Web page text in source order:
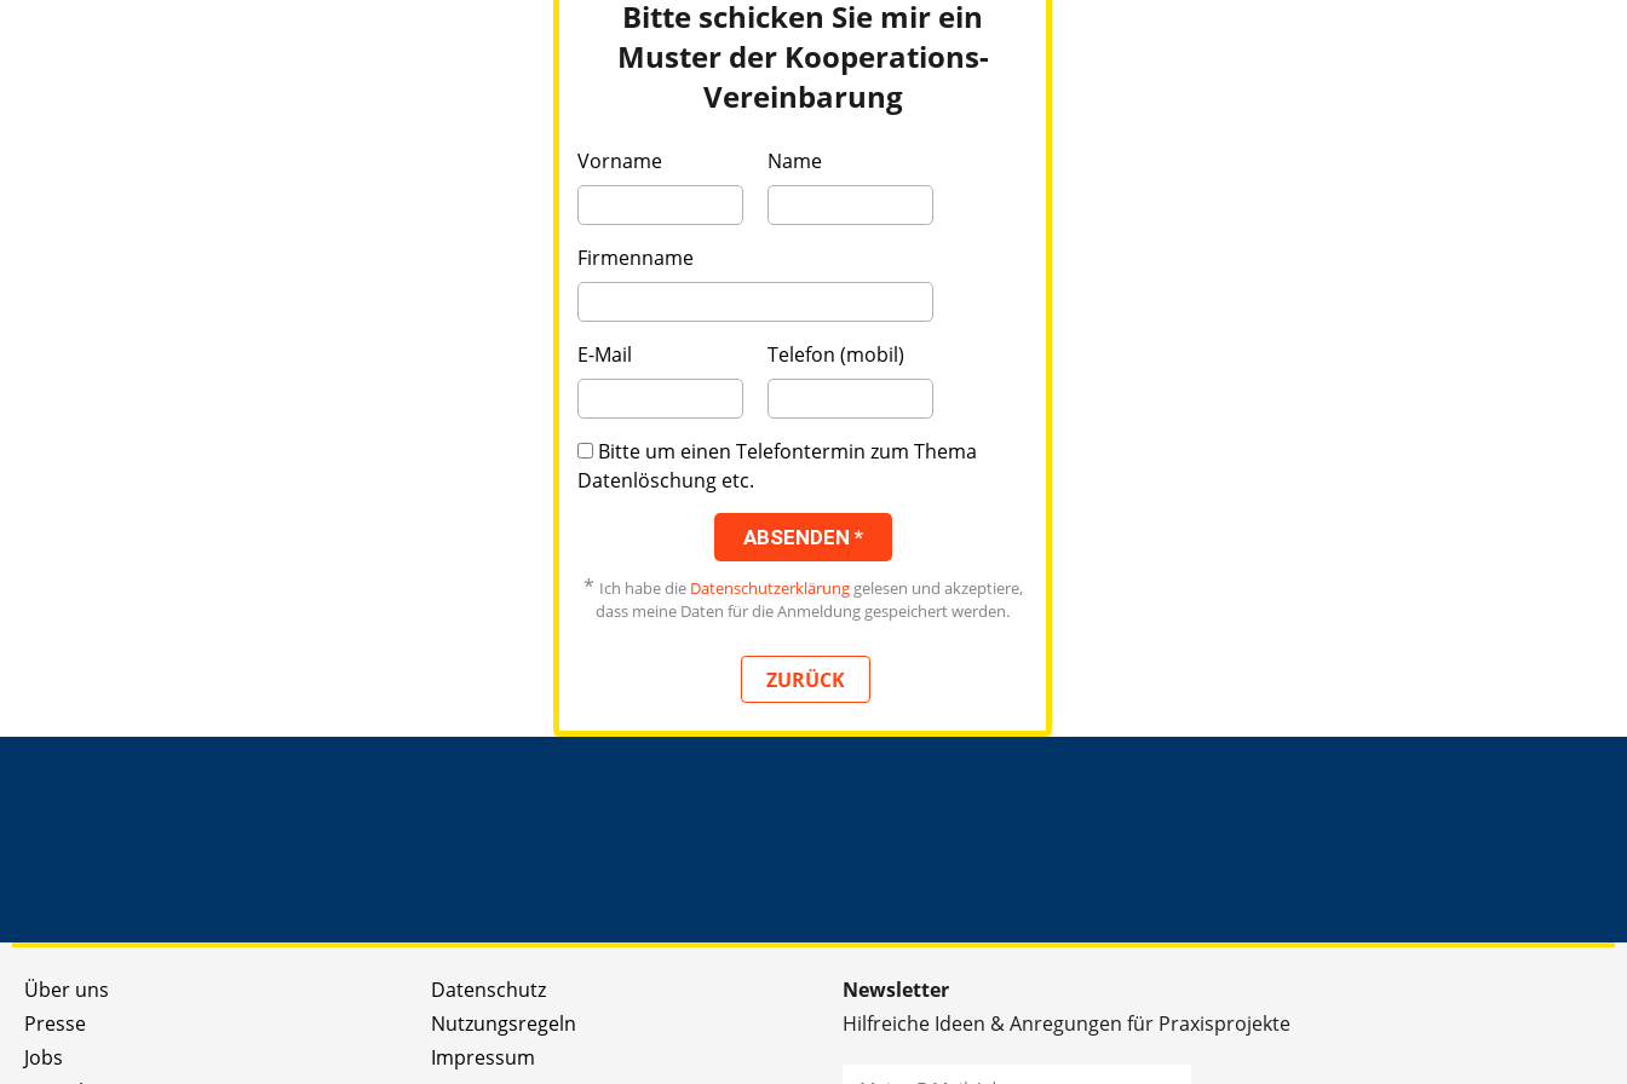
Bitte schicken Sie mir ein
Muster der Kooperations-
Vereinbarung
Vorname Name
Firmenname
E-Mail Telefon (mobil)
Bitte um einen Telefontermin zum Thema
Datenlöschung etc.
ABSENDEN *
* Ich habe die Datenschutzerklärunggelesen und akzeptiere,
dass meine Daten für die Anmeldung gespeichert werden.
ZURÜCK
Über uns
Presse
Jobs
Datenschutz
Nutzungsregeln
Impressum
Newsletter
Hilfreiche Ideen & Anregungen für Praxisprojekte